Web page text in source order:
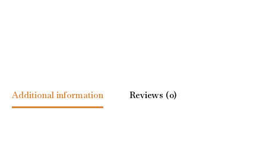
Additional information Reviews (0)